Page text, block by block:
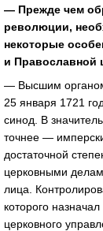
— Прежде чем
революции,
некоторые
и Православной
— Высшим
25 января 1721
синод. В
точнее —
достаточной
церковными
лица.
которого
церковного